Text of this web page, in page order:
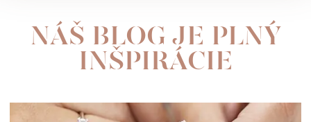
NÁŠ BLOG JE PLNÝ
INŠPIRÁCIE